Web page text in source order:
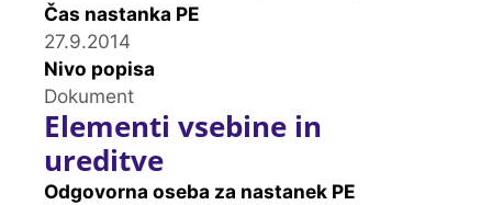
Čas nastanka PE
27.9.2014
Nivo popisa
Dokument
Elementi vsebine in
ureditve
Odgovorna oseba za nastanek PE